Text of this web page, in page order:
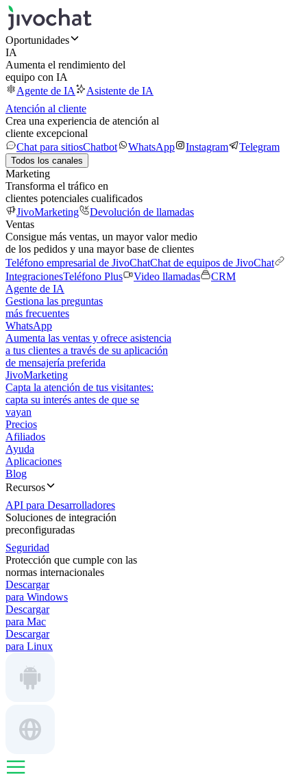
Oportunidades
IA
Aumenta el rendimiento del
equipo con IA
Agente de IA
Asistente de IA
Atención al cliente
Crea una experiencia de atención al
cliente excepcional
Chat para sitiosChatbot WhatsApp Instagram Telegram
Todos los canales
Marketing
Transforma el tráfico en
clientes potenciales cualificados
JivoMarketing
Devolución de llamadas
Ventas
Consigue más ventas, un mayor valor medio
de los pedidos y una mayor base de clientes
Teléfono empresarial de JivoChatChat de equipos de JivoChat
IntegracionesTeléfono Plus Video llamadas
CRM
Agente de IA
Gestiona las preguntas
más frecuentes
WhatsApp
Aumenta las ventas y ofrece asistencia
a tus clientes a través de su aplicación
de mensajería preferida
JivoMarketing
Capta la atención de tus visitantes:
capta su interés antes de que se
vayan
Precios
Afiliados
Ayuda
Aplicaciones
Blog
Recursos
API para Desarrolladores
Soluciones de integración
preconfiguradas
Seguridad
Protección que cumple con las
normas internacionales
Descargar
para Windows
Descargar
para Mac
Descargar
para Linux